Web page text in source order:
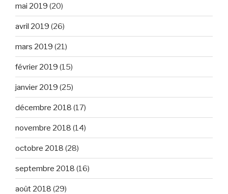
mai 2019 (20)
avril 2019 (26)
mars 2019 (21)
février 2019 (15)
janvier 2019 (25)
décembre 2018 (17)
novembre 2018 (14)
octobre 2018 (28)
septembre 2018 (16)
août 2018 (29)